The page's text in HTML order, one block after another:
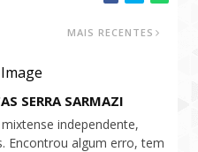
MAIS RECENTES
SERRA SARMAZI
independente,
Encontrou algum erro, tem